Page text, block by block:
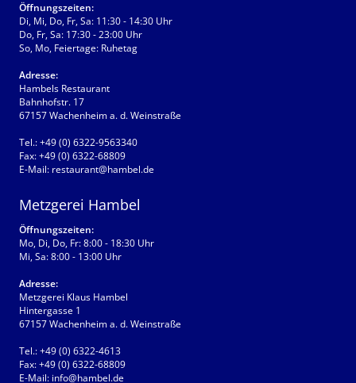
Öffnungszeiten:
Di, Mi, Do, Fr, Sa: 11:30 - 14:30 Uhr
Do, Fr, Sa: 17:30 - 23:00 Uhr
So, Mo, Feiertage: Ruhetag
Adresse:
Hambels Restaurant
Bahnhofstr. 17
67157 Wachenheim a. d. Weinstraße
Tel.:+49 (0) 6322-9563340
Fax:+49 (0) 6322-68809
E-Mail: restaurant@hambel.de
Metzgerei Hambel
Öffnungszeiten:
Mo, Di, Do, Fr: 8:00 - 18:30 Uhr
Mi, Sa: 8:00 - 13:00 Uhr
Adresse:
Metzgerei Klaus Hambel
Hintergasse 1
67157 Wachenheim a. d. Weinstraße
Tel.:+49 (0) 6322-4613
Fax:+49 (0) 6322-68809
E-Mail: info@hambel.de